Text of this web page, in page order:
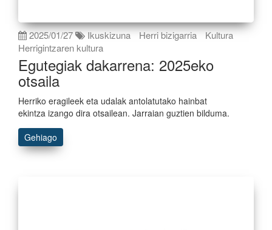
2025/01/27 Ikuskizuna Herri bizigarria
Kultura
Herrigintzaren kultura
Egutegiak dakarrena: 2025eko
otsaila
Herriko eragileek eta udalak antolatutako hainbat
ekintza izango dira otsailean. Jarraian guztien bilduma.
Gehiago